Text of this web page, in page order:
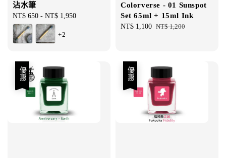
沾水筆
Regular
price
NT$ 650 - NT$ 1,950
+2
Colorverse - 01 Sunspot
Set 65ml + 15ml Ink
Sale
NT$ 1,100 Regular
NT$ 1,200
優惠 優惠